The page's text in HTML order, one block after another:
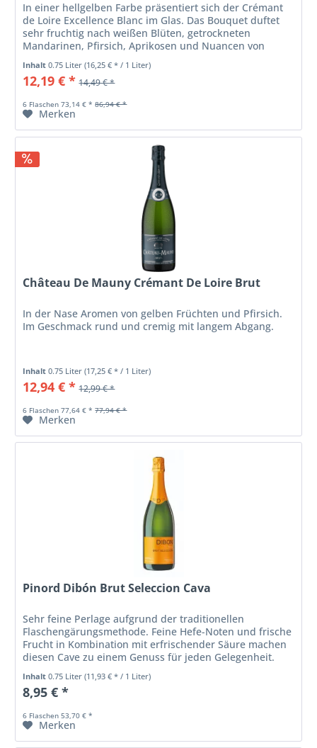
In einer hellgelben Farbe präsentiert sich der Crémant
de Loire Excellence Blanc im Glas. Das Bouquet duftet
sehr fruchtig nach weißen Blüten, getrockneten
Mandarinen, Pfirsich, Aprikosen und Nuancen von
Zitrusfrüchten. Am Gaumen sehr...
Inhalt0.75 Liter(16,25 € * / 1 Liter)
12,19 € * 14,49 € *
6 Flaschen 73,14 € * 86,94 € *
Merken
Château De Mauny Crémant De Loire Brut
In der Nase Aromen von gelben Früchten und Pfirsich.
Im Geschmack rund und cremig mit langem Abgang.
Inhalt0.75 Liter(17,25 € * / 1 Liter)
12,94 € * 12,99 € *
6 Flaschen 77,64 € * 77,94 € *
Merken
Pinord Dibón Brut Seleccion Cava
Sehr feine Perlage aufgrund der traditionellen
Flaschengärungsmethode. Feine Hefe-Noten und frische
Frucht in Kombination mit erfrischender Säure machen
diesen Cave zu einem Genuss für jeden Gelegenheit.
Langer Abgang mit mild-fruchtigen...
Inhalt0.75 Liter(11,93 € * / 1 Liter)
8,95 € *
6 Flaschen 53,70 € *
Merken